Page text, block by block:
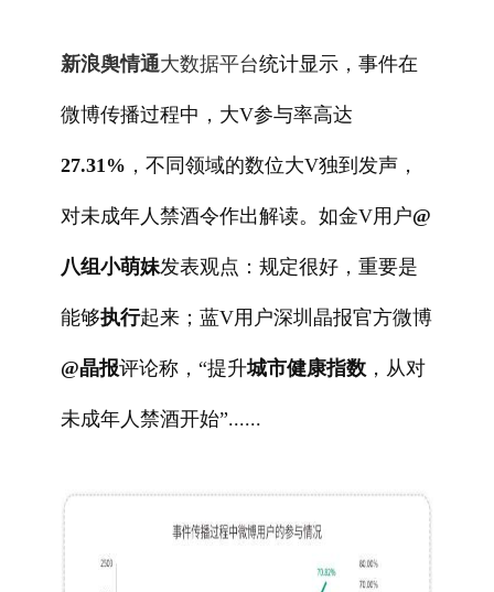
新浪舆情通大数据平台统计显示，事件在
微博传播过程中，大V参与率高达
27.31% ，不同领域的数位大V独到发声，
对未成年人禁酒令作出解读。如金V用户@
八组小萌妹发表观点：规定很好，重要是
能够执行起来；蓝V用户深圳晶报官方微博
@晶报评论称，“提升城市健康指数 ，从对
未成年人禁酒开始”......